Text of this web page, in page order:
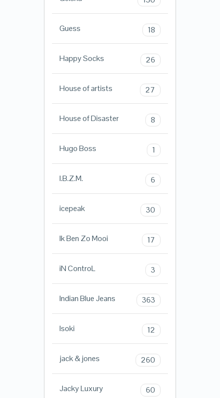
Guess 18
Happy Socks 26
House of artists 27
House of Disaster 8
Hugo Boss 1
I.B.Z.M. 6
icepeak 30
Ik Ben Zo Mooi 17
iN ControL 3
Indian Blue Jeans 363
Isoki 12
jack & jones 260
Jacky Luxury 60